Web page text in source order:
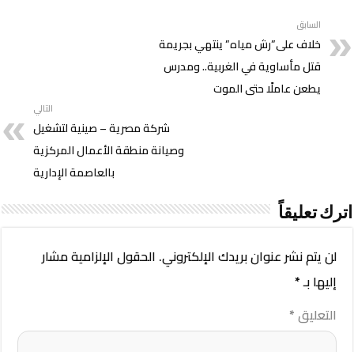
السابق
خلاف على”رش مياه” ينتهي بجريمة
قتل مأساوية في الغربية.. ومدرس
يطعن عاملًا حتى الموت
التالي
شركة مصرية – صينية لتشغيل
وصيانة منطقة الأعمال المركزية
بالعاصمة الإدارية
اترك تعليقاً
لن يتم نشر عنوان بريدك الإلكتروني. الحقول الإلزامية مشار
إليها بـ*
التعليق*